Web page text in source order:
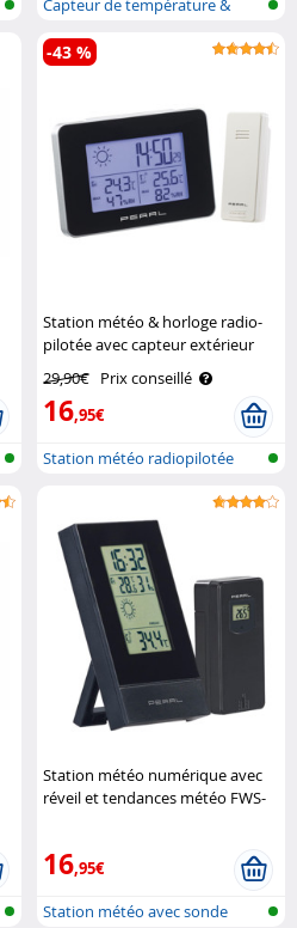
Capteur de température &
d'humidité..
Station météo & horloge radio-
pilotée avec capteur extérieur
29,90€ Prix conseillé
16,95€
-43 %
Station météo radiopilotée
Station météo numérique avec
réveil et tendances météo FWS-
16,95€
Station météo avec sonde